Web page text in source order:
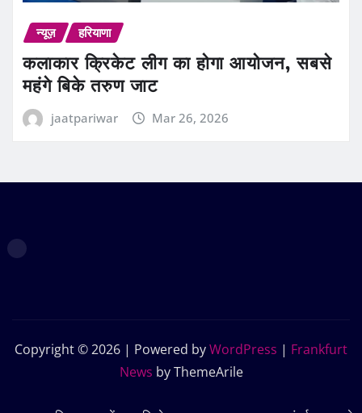
न्यूज़ हरियाणा
कलाकार क्रिकेट लीग का होगा आयोजन, सबसे
महंगे बिके तरुण जाट
jaatpariwar Mar 26, 2026
Copyright © 2026 | Powered byWordPress | Frankfurt
News by ThemeArile